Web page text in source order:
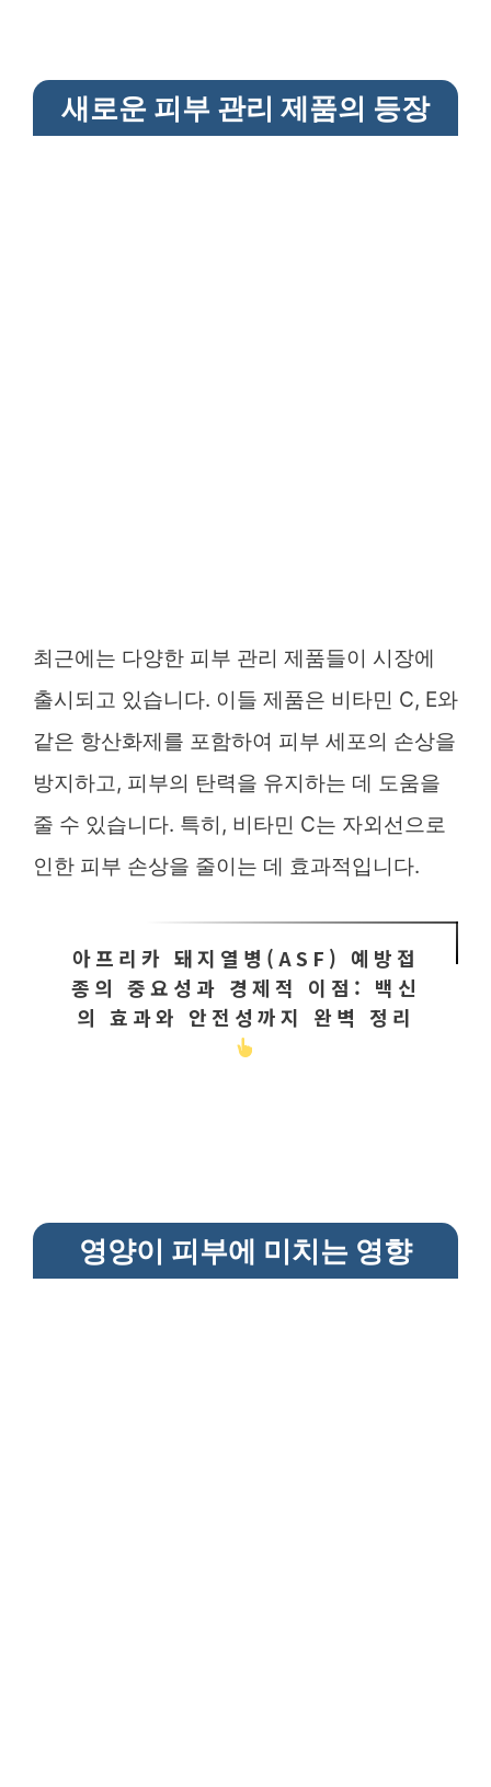
새로운 피부 관리 제품의 등장
최근에는 다양한 피부 관리 제품들이 시장에
출시되고 있습니다. 이들 제품은 비타민 C, E와
같은 항산화제를 포함하여 피부 세포의 손상을
방지하고, 피부의 탄력을 유지하는 데 도움을
줄 수 있습니다. 특히, 비타민 C는 자외선으로
인한 피부 손상을 줄이는 데 효과적입니다.
아프리카 돼지열병(ASF) 예방접
종의 중요성과 경제적 이점: 백신
의 효과와 안전성까지 완벽 정리
영양이 피부에 미치는 영향